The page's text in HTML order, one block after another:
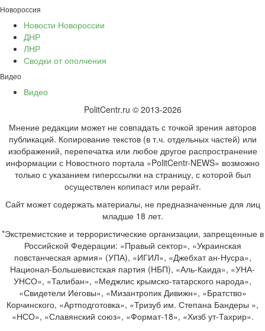
Новороссия
Новости Новороссии
ДНР
ЛНР
Сводки от ополчения
Видео
Видео
PolitCentr.ru © 2013-2026
Мнение редакции может не совпадать с точкой зрения авторов
публикаций. Копирование текстов (в т.ч. отдельных частей) или
изображений, перепечатка или любое другое распространение
информации с Новостного портала «PolitCentr-NEWS» возможно
только с указанием гиперссылки на страницу, с которой был
осуществлен копипаст или рерайт.
Сайт может содержать материалы, не предназначенные для лиц
младше 18 лет.
*Экстремистские и террористические организации, запрещенные в
Российской Федерации: «Правый сектор», «Украинская
повстанческая армия» (УПА), «ИГИЛ», «Джебхат ан-Нусра»,
Национал-Большевистская партия (НБП), «Аль-Каида», «УНА-
УНСО», «Талибан», «Меджлис крымско-татарского народа»,
«Свидетели Иеговы», «Мизантропик Дивижн», «Братство»
Корчинского, «Артподготовка», «Тризуб им. Степана Бандеры »,
«НСО», «Славянский союз», «Формат-18», «Хизб ут-Тахрир».